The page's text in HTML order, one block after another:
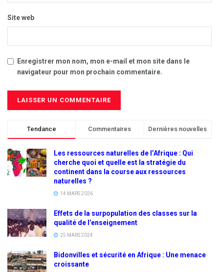
Site web
Enregistrer mon nom, mon e-mail et mon site dans le
navigateur pour mon prochain commentaire.
Tendance Commentaires Dernières nouvelles
Les ressources naturelles de l’Afrique : Qui
cherche quoi et quelle est la stratégie du
continent dans la course aux ressources
naturelles ?
14 MARS 2026
Effets de la surpopulation des classes sur la
qualité de l’enseignement
25 MARS 2024
Bidonvilles et sécurité en Afrique : Une menace
croissante